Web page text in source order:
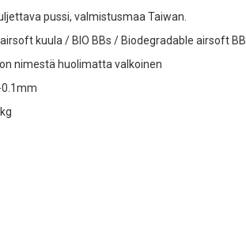
pussi, valmistusmaa Taiwan.
kuula / BIO BBs / Biodegradable airsoft BB
nimestä huolimatta valkoinen